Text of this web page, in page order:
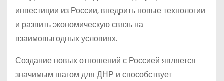
инвестиции из России, внедрить новые технологии
и развить экономическую связь на
взаимовыгодных условиях.
Создание новых отношений с Россией является
значимым шагом для ДНР и способствует